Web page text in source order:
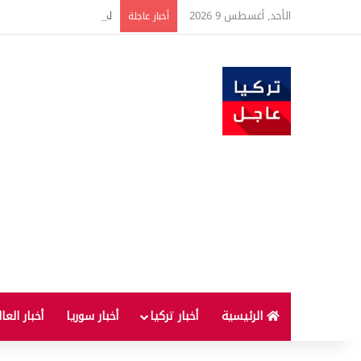
الأحد, أغسطس 9 2026 أخبار عاجلة لماذا لا يُنصح بإطفاء
الرئيسية أخبار تركيا أخبار سوريا أخبار